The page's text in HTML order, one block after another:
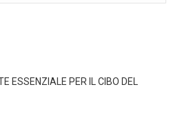
ESSENZIALE PER IL CIBO DEL